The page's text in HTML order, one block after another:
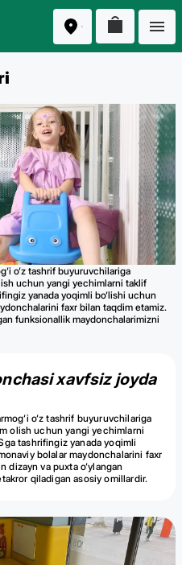
o‘z tashrif buyuruvchilariga
uchun yangi yechimlarni taklif
yanada yoqimli bo‘lishi uchun
faxr bilan taqdim etamiz.
funksionallik maydonchalarimizni
xavfsiz joyda
o‘z tashrif buyuruvchilariga
olish uchun yangi yechimlarni
tashrifingiz yanada yoqimli
bolalar maydonchalarini faxr
dizayn va puxta o‘ylangan
qiladigan asosiy omillardir.